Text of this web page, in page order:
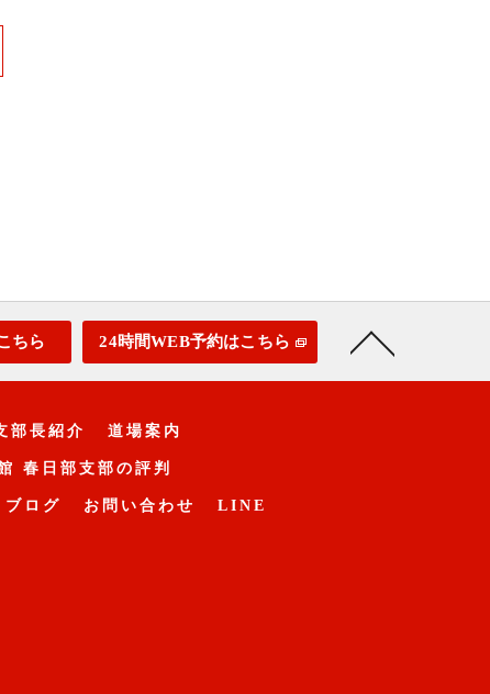
ちら 24時間WEB予約はこちら
部長紹介 道場案内
春日部支部の評判
ブログ お問い合わせ LINE